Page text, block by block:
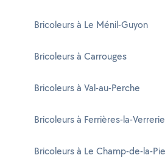
Bricoleurs à Le Ménil-Guyon
Bricoleurs à Carrouges
Bricoleurs à Val-au-Perche
Bricoleurs à Ferrières-la-Verrerie
Bricoleurs à Le Champ-de-la-